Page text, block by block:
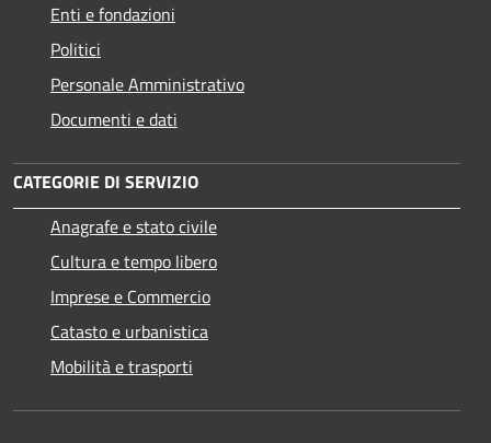
Enti e fondazioni
Politici
Personale Amministrativo
Documenti e dati
CATEGORIE DI SERVIZIO
Anagrafe e stato civile
Cultura e tempo libero
Imprese e Commercio
Catasto e urbanistica
Mobilità e trasporti